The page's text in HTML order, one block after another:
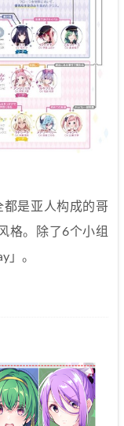
都是亚人构成的哥
格。除了6个小组
」。